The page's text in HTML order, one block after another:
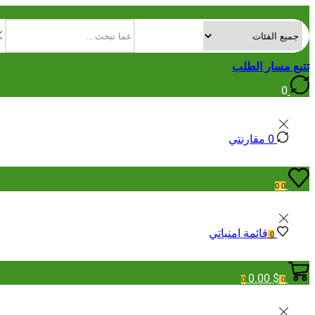
تتبع مسار الطلب
0
0 مقارنتي
0
0
0 قائمة امنياتي
0
0.00 $
0